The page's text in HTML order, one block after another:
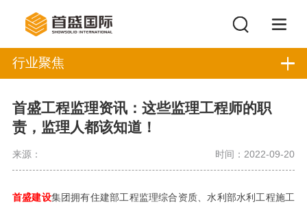
行业聚焦
首盛工程监理资讯：这些监理工程师的职
责，监理人都该知道！
来源： 时间：2022-09-20
首盛建设集团拥有住建部工程监理综合资质、水利部水利工程施工